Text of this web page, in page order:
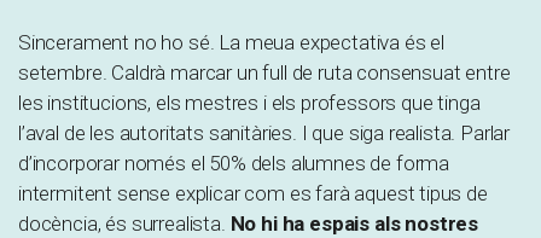
Sincerament no ho sé. La meua expectativa és el
setembre. Caldrà marcar un full de ruta consensuat entre
les institucions, els mestres i els professors que tinga
l’aval de les autoritats sanitàries. I que siga realista. Parlar
d’incorporar només el 50% dels alumnes de forma
intermitent sense explicar com es farà aquest tipus de
docència, és surrealista. No hi ha espais als nostres